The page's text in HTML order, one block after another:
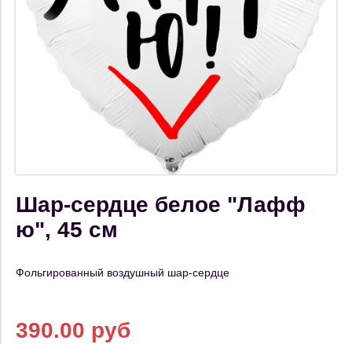
Шар-сердце белое "Лафф
ю", 45 см
Фольгированный воздушный шар-сердце
390.00 руб